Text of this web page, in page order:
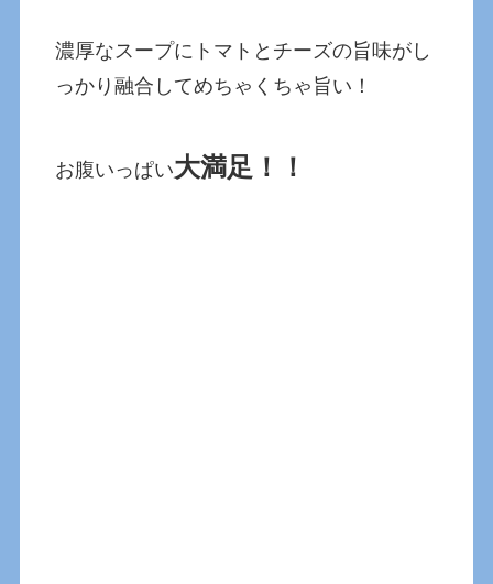
濃厚なスープにトマトとチーズの旨味がし
っかり融合してめちゃくちゃ旨い！
お腹いっぱい大満足！！